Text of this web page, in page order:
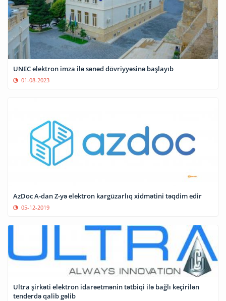
UNEC elektron imza ilə sənəd dövriyyəsinə başlayıb
01-08-2023
AzDoc A-dan Z-yə elektron kargüzarlıq xidmətini təqdim edir
05-12-2019
Ultra şirkəti elektron idarəetmənin tətbiqi ilə bağlı keçirilən
tenderdə qalib gəlib